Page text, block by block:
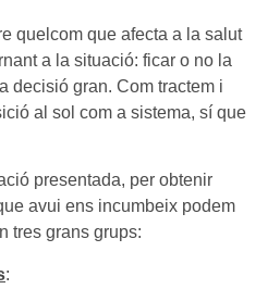
quelcom que afecta a la salut
a la situació: ficar o no la
decisió gran. Com tractem i
al sol com a sistema, sí que
presentada, per obtenir
avui ens incumbeix podem
tres grans grups:
: